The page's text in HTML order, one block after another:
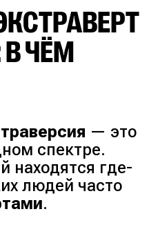
ЧЁМ
— это
спектре.
находятся где-
людей часто
.